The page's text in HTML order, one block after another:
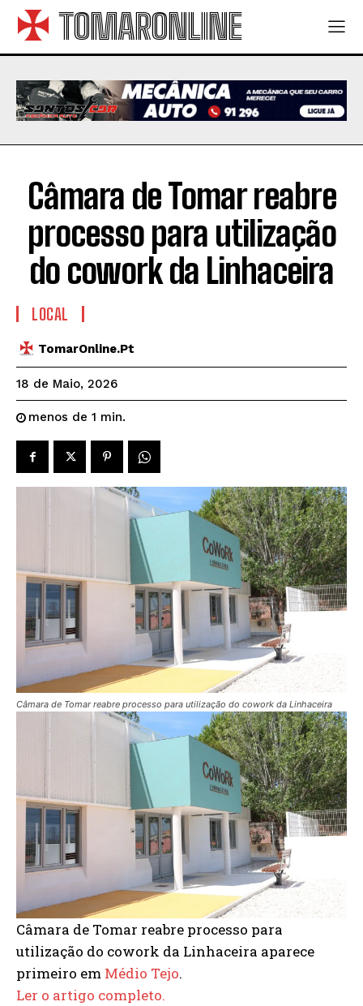
TOMARONLINE
Câmara de Tomar reabre
processo para utilização
do cowork da Linhaceira
LOCAL
TomarOnline.pt
18 de Maio, 2026
menos de 1 min.
Câmara de Tomar reabre processo para utilização do cowork da Linhaceira
Câmara de Tomar reabre processo para
utilização do cowork da Linhaceira aparece
primeiro em Médio Tejo.
Ler o artigo completo.